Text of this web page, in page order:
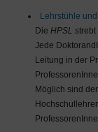
Lehrstühle
Die HPSL
Jede
Leitung in der
Möglich sind